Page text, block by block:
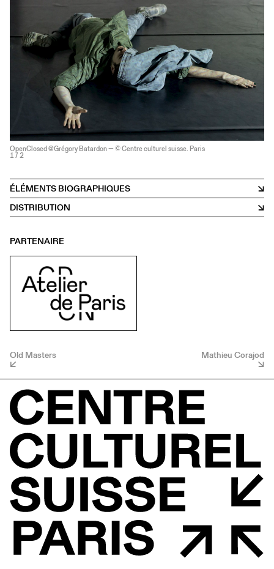
OpenClosed @Grégory Batardon — © Centre culturel suisse. Paris
1 / 2
ÉLÉMENTS BIOGRAPHIQUES
DISTRIBUTION
PARTENAIRE
Old Masters Mathieu Corajod